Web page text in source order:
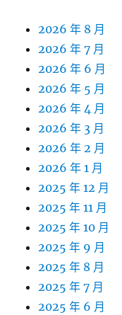
2026 年 8 月
2026 年 7 月
2026 年 6 月
2026 年 5 月
2026 年 4 月
2026 年 3 月
2026 年 2 月
2026 年 1 月
2025 年 12 月
2025 年 11 月
2025 年 10 月
2025 年 9 月
2025 年 8 月
2025 年 7 月
2025 年 6 月